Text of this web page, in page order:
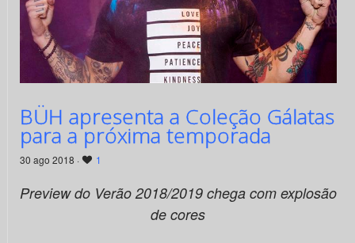
BÜH apresenta a Coleção Gálatas
para a próxima temporada
30 ago 2018 · 1
Preview do Verão 2018/2019 chega com explosão
de cores